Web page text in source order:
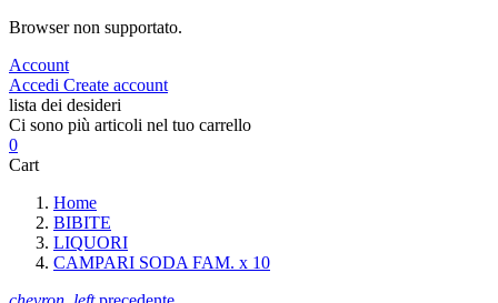
Browser non supportato.
Account
Accedi Create account
lista dei desideri
Ci sono più articoli nel tuo carrello
0
Cart
Home
BIBITE
LIQUORI
CAMPARI SODA FAM. x 10